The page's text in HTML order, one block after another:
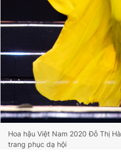
Hoa hậu Việt Nam 2020 Đỗ Thị
trang phục dạ hội